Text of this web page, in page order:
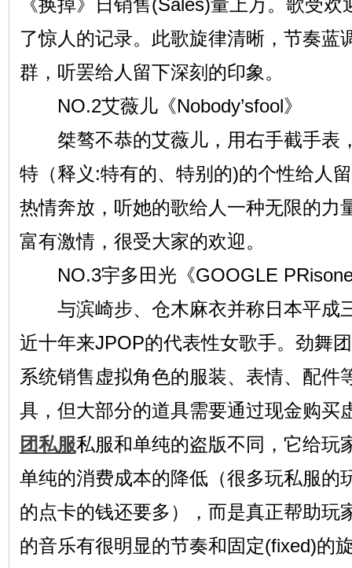
《换掉》日销售(Sales)量上万。歌受
了惊人的记录。此歌旋律清晰，节奏蓝
群，听罢给人留下深刻的印象。
NO.2艾薇儿《Nobody’sfool》
桀骜不恭的艾薇儿，用右手截手表
特（释义:特有的、特别的)的个性给人
热情奔放，听她的歌给人一种无限的力
富有激情，很受大家的欢迎。
NO.3宇多田光《GOOGLE
与滨崎步、仓木麻衣并称日本平成
近十年来JPOP的代表性女歌手。劲舞
系统销售虚拟角色的服装、表情、配件
具，但大部分的道具需要通过现金购买
团私服私服和单纯的盗版不同，它给玩
单纯的消费成本的降低（很多玩私服的
的点卡的钱还要多），而是真正帮助玩
的音乐有很明显的节奏和固定(fixed)的